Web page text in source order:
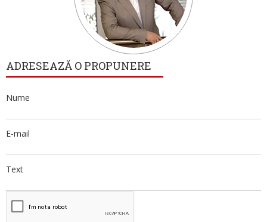
ADRESEAZĂ O PROPUNERE
Nume
E-mail
Text